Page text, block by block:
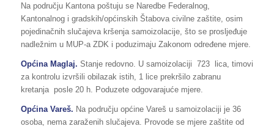
Na području Kantona poštuju se Naredbe Federalnog,
Kantonalnog i gradskih/općinskih Štabova civilne zaštite, osim
pojedinačnih slučajeva kršenja samoizolacije, što se prosljeđuje
nadležnim u MUP-a ZDK i poduzimaju Zakonom određene mjere.
Općina Maglaj. Stanje redovno. U samoizolaciji 723 lica, timovi
za kontrolu izvršili obilazak istih, 1 lice prekršilo zabranu
kretanja posle 20 h. Poduzete odgovarajuće mjere.
Općina Vareš. Na području općine Vareš u samoizolaciji je 36
osoba, nema zaraženih slučajeva. Provode se mjere zaštite od